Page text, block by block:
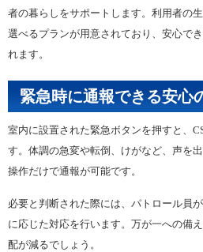
者の暮らしをサポートします。利用者の
選べるプランが用意されており、安心で
れます。
緊急時に通報できる安心
室内に設置された緊急ボタンを押すと、
す。体調の急変や転倒、けがなど、声を
操作だけで通報が可能です。
必要と判断された際には、パトロール員
に応じた対応を行います。万が一への備
配が減るでしょう。